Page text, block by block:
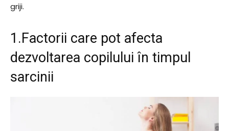
griji.
1.Factorii care pot afecta
dezvoltarea copilului în timpul
sarcinii